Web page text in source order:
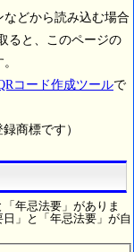
どから読み込む場合
ると、このページの
コード作成ツールで
商標です）
年忌法要」がありま
」と「年忌法要」が自